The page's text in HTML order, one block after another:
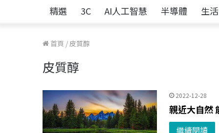
精選 3C AI人工智慧 半導體 生活
首頁 /皮質醇
皮質醇
2022-12-28
親近大自然
繼續閱讀